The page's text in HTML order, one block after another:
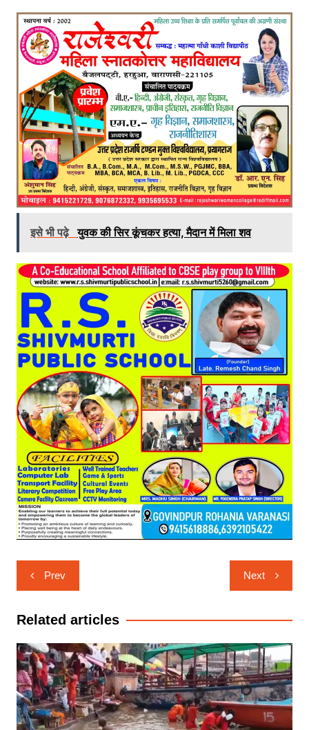
इसे भी पढ़े युवक की सिर कूंचकर हत्या, मैदान में मिला शव
Post
navigation
Prev Next
Related articles